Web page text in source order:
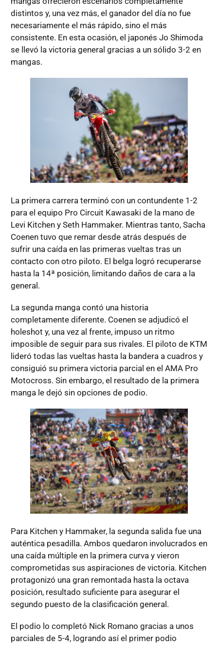
distintos y, una vez más, el ganador del día no fue
necesariamente el más rápido, sino el más
consistente. En esta ocasión, el japonés Jo Shimoda
se llevó la victoria general gracias a un sólido 3-2 en
mangas.
La primera carrera terminó con un contundente 1-2
para el equipo Pro Circuit Kawasaki de la mano de
Levi Kitchen y Seth Hammaker. Mientras tanto, Sacha
Coenen tuvo que remar desde atrás después de
sufrir una caída en las primeras vueltas tras un
contacto con otro piloto. El belga logró recuperarse
hasta la 14ª posición, limitando daños de cara a la
general.
La segunda manga contó una historia
completamente diferente. Coenen se adjudicó el
holeshot y, una vez al frente, impuso un ritmo
imposible de seguir para sus rivales. El piloto de KTM
lideró todas las vueltas hasta la bandera a cuadros y
consiguió su primera victoria parcial en el AMA Pro
Motocross. Sin embargo, el resultado de la primera
manga le dejó sin opciones de podio.
Para Kitchen y Hammaker, la segunda salida fue una
auténtica pesadilla. Ambos quedaron involucrados en
una caída múltiple en la primera curva y vieron
comprometidas sus aspiraciones de victoria. Kitchen
protagonizó una gran remontada hasta la octava
posición, resultado suficiente para asegurar el
segundo puesto de la clasificación general.
El podio lo completó Nick Romano gracias a unos
parciales de 5-4, logrando así el primer podio